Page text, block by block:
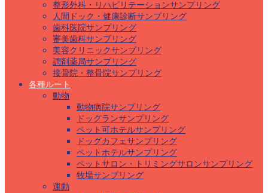
整形外科・リハビリテーションサンプリング
人間ドック・健康診断サンプリング
歯科医院サンプリング
審美歯科サンプリング
美容クリニックサンプリング
調剤薬局サンプリング
接骨院・整骨院サンプリング
各種ルート
動物
動物病院サンプリング
ドッグランサンプリング
ペット可ホテルサンプリング
ドッグカフェサンプリング
ペットホテルサンプリング
ペットサロン・トリミングサロンサンプリング
牧場サンプリング
運動